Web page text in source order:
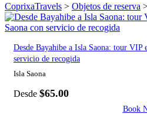
CoprixaTravels > Objetos de reserva
Desde Bayahibe a Isla Saona: tour VIP
servicio de recogida
Isla Saona
Desde $65.00
Book